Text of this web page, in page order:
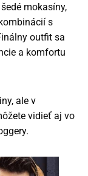
mokasíny,
s
outfit sa
a komfortu
ale v
vidieť aj vo